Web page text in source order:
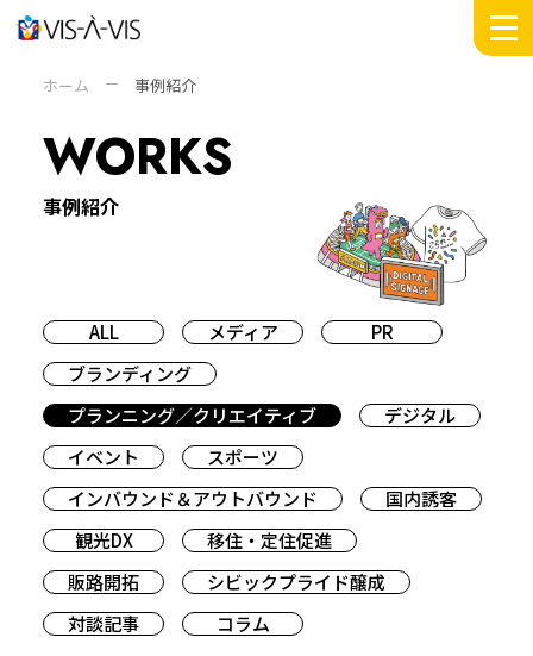
INSIGHTS
DOMAIN
COMPANY +
PEOPLE
SUSTAINABILITY
RECRUIT
ホーム 事例紹介
WORKS
事例紹介
ALL メディア
PR
ブランディング
プランニング／クリエイティブ
デジタル
イベント
スポーツ
インバウンド＆アウトバウンド
国内誘客
観光DX
移住・定住促進
販路開拓
シビックプライド醸成
対談記事
コラム